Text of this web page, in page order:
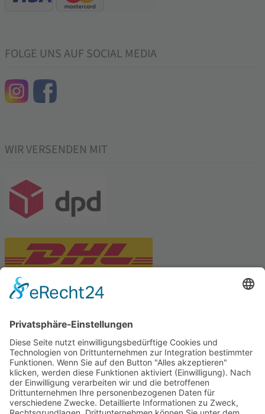
FOLGE UNS AUF SOCIAL MEDIA
WIR VERSENDEN MIT
Tekal – Textile Lebensqualität
Exklusive moderne & Orientteppiche
Feuerwerk XXL
Pyrotechnik online bestellen